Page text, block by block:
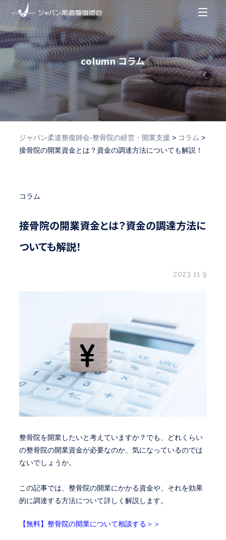
columnコラム
ジャパン柔道整復師会‐整骨院の経営・開業支援 > コラム >
接骨院の開業資金とは？資金の調達方法についても解説！
コラム
接骨院の開業資金とは？資金の調達方法に
ついても解説！
2023.11.9
整骨院を開業したいと考えていますか？でも、どれくらい
の整骨院の開業資金が必要なのか、気になっているのでは
ないでしょうか。
この記事では、整骨院の開業にかかる資金や、それを効果
的に調達する方法について詳しく解説します。
【無料】整骨院の開業について相談する＞＞